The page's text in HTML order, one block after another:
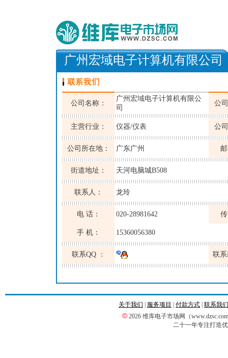
广州宏域电子计算机有限公司
公司名称：
广州宏域电子计算机有限公
司
公
主营行业： 仪器/仪表 公
公司所在地： 广东广州
街道地址： 天河电脑城B508
联系人： 龙玲
电 话： 020-28981642
手 机： 15360056380
联系QQ ： 联
关于我们 服务项目 付款方式 联系我们
© 2026 维库电子市场网（
二十一年专注打造